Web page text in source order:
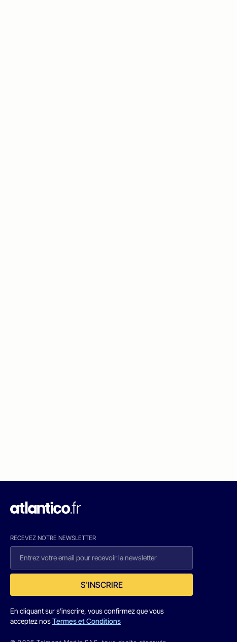
RECEVEZ NOTRE NEWSLETTER
S'INSCRIRE
En cliquant sur s'inscrire, vous confirmez que vous
acceptez nosTermes et Conditions